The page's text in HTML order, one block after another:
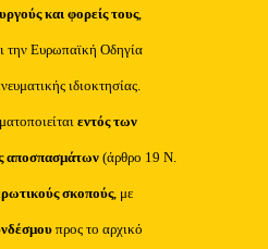
και φορείς τους,
Ευρωπαϊκή Οδηγία
ιδιοκτησίας.
εντός των
αποσπασμάτων(άρθρο 19 Ν.
σκοπούς, με
προς το αρχικό